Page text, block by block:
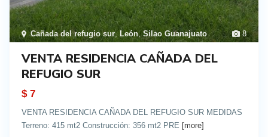
8
Cañada del refugio sur, León,Silao Guanajuato
VENTA RESIDENCIA CAÑADA DEL
REFUGIO SUR
$ 7
VENTA RESIDENCIA CAÑADA DEL REFUGIO SUR MEDIDAS
Terreno: 415 mt2 Construcción: 356 mt2 PRE [more]